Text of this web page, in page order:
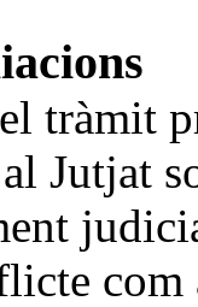
tràmit
Jutjat
com